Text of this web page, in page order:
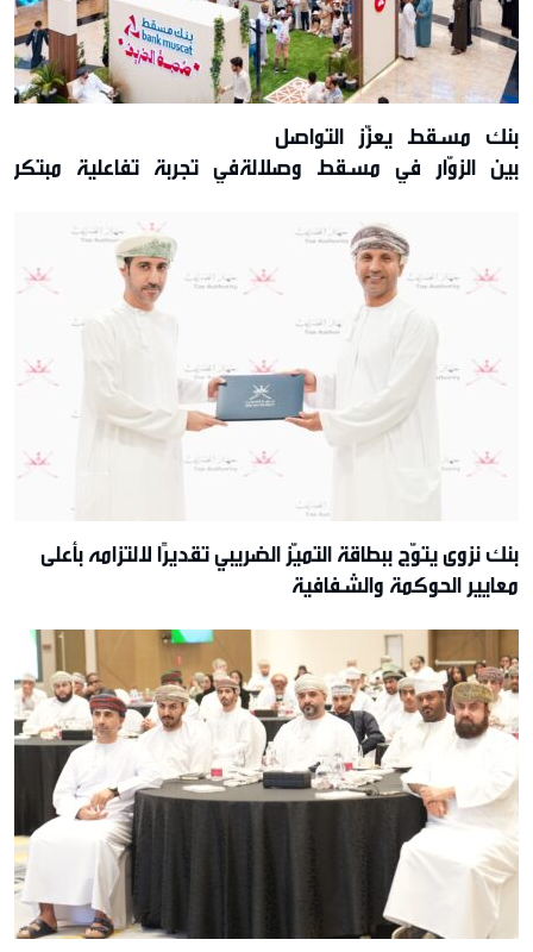
بنك مسقط يعزّز التواصل
بين الزوّار في مسقط وصلالةفي تجربة تفاعلية
بنك نزوى يتوّج ببطاقة التميّز الضريبي تقديرًا لالتزامه بأعلى
معايير الحوكمة والشفافية